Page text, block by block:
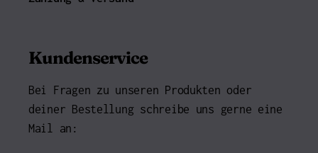
Kundenservice
Bei Fragen zu unseren Produkten oder
deiner Bestellung schreibe uns gerne eine
Mail an: